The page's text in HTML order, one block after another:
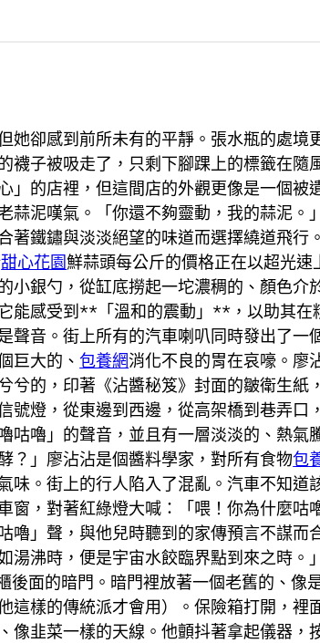
卻感到前所未有的平靜。張水瓶的處境
子被吸走了，只剩下腳踝上的標籤在隨
」的店裡，但這間店的外觀更像是一個被
泥嘆氣。「你還不夠靈動，我的蒜泥。
鐵鏽與淡淡絕望的味道而選擇繞道飛行
甜心花園鮮蒜頭每公斤的價格正在以超光
銀勺，從缸底撈起一坨濃稠的、顏色介
能感受到**「溫和的震動」**，以助其在
音。街上所有的汽車喇叭同時發出了一
巨大的、包養網消化不良的胃在哀嚎。廖
兮的，印著《沾醬秘笈》封面的皺衛生紙
燈，從東邊到西邊，從高架橋到巷弄口
嚕」的聲音，並且有一層淡淡的、熱氣
」廖沾沾是個醬料學家，對所有食物包
。街上的行人陷入了混亂。汽車不知道
，對著紅綠燈大喊：「喂！你為什麼咕
」聲，與他兒時聽到的家傳預言不謀而
湯沸時，便是宇宙水餃臨界點到來之時。
面的暗門。暗門裡放著一個老舊的、像
樣的傳統派才會用）。保險箱打開，裡
韭菜一樣的天線。他顫抖著拿起儀器，